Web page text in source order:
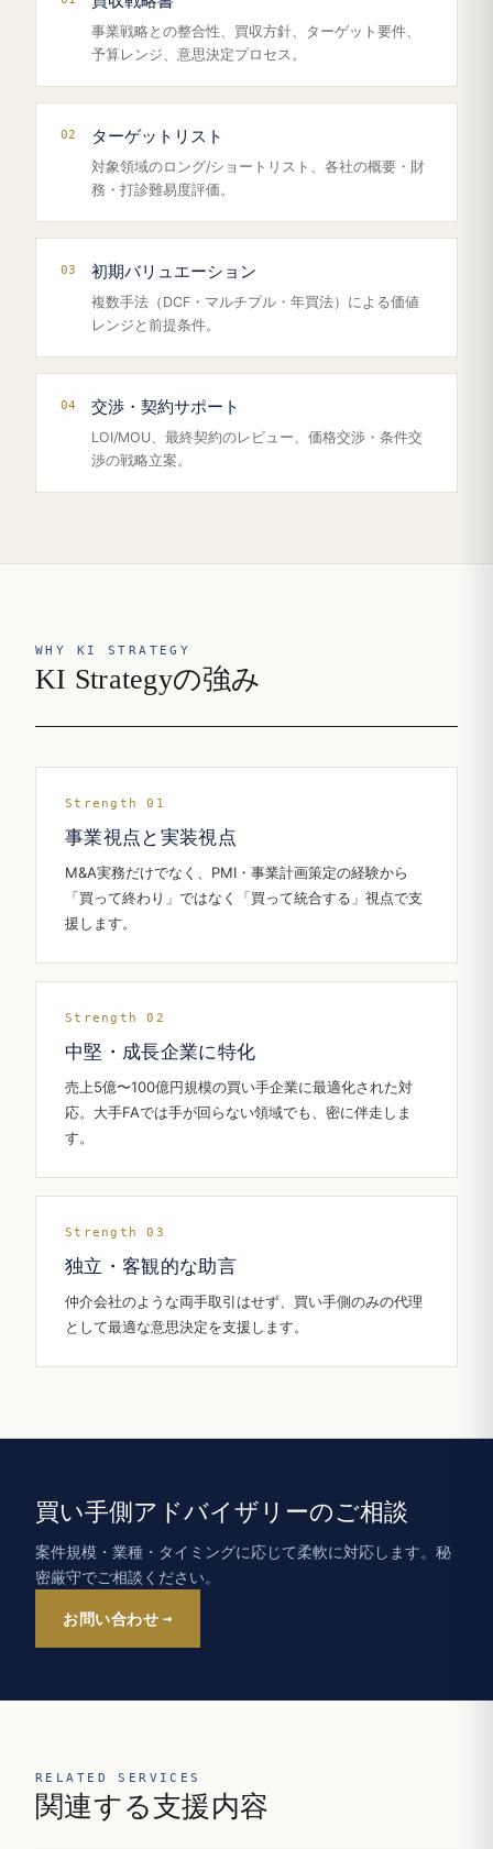
事業戦略との整合性、買収方針、ターゲット要件、
予算レンジ、意思決定プロセス。
02 ターゲットリスト
対象領域のロング/ショートリスト、各社の概要・財
務・打診難易度評価。
03 初期バリュエーション
複数手法（DCF・マルチプル・年買法）による価値
レンジと前提条件。
04 交渉・契約サポート
LOI/MOU、最終契約のレビュー、価格交渉・条件交
渉の戦略立案。
WHY KI STRATEGY
KI Strategyの強み
Strength 01
事業視点と実装視点
M&A実務だけでなく、PMI・事業計画策定の経験から
「買って終わり」ではなく「買って統合する」視点で支
援します。
Strength 02
中堅・成長企業に特化
売上5億〜100億円規模の買い手企業に最適化された対
応。大手FAでは手が回らない領域でも、密に伴走しま
す。
Strength 03
独立・客観的な助言
仲介会社のような両手取引はせず、買い手側のみの代理
として最適な意思決定を支援します。
買い手側アドバイザリーのご相談
案件規模・業種・タイミングに応じて柔軟に対応します。秘
密厳守でご相談ください。
お問い合わせ
RELATED SERVICES
関連する支援内容